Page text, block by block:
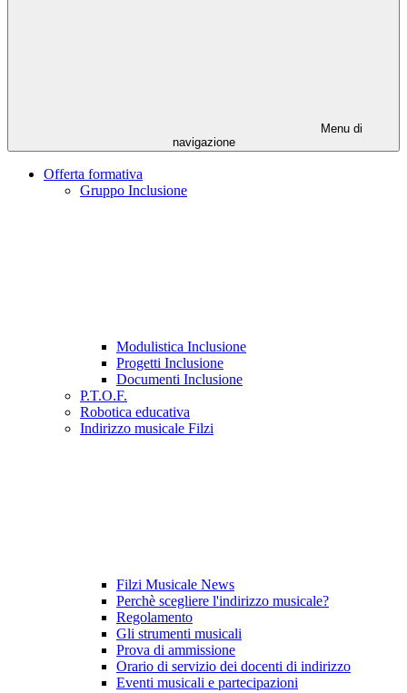
Menu di
navigazione
Offerta formativa
Gruppo Inclusione
Modulistica Inclusione
Progetti Inclusione
Documenti Inclusione
P.T.O.F.
Robotica educativa
Indirizzo musicale Filzi
Filzi Musicale News
Perchè scegliere l'indirizzo musicale?
Regolamento
Gli strumenti musicali
Prova di ammissione
Orario di servizio dei docenti di indirizzo
Eventi musicali e partecipazioni